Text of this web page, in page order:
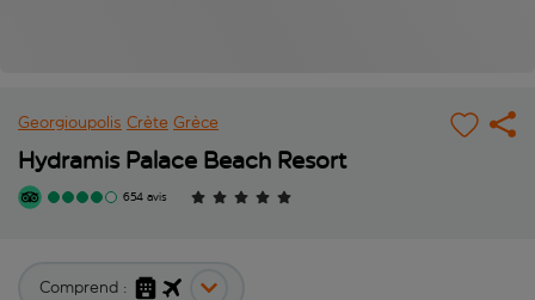
Georgioupolis Crète Grèce
Hydramis Palace Beach Resort
654 avis
Comprend :